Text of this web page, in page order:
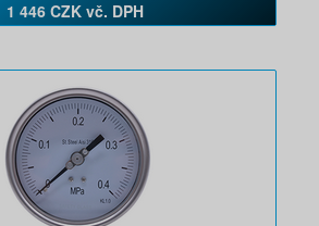
1 446 CZK vč. DPH